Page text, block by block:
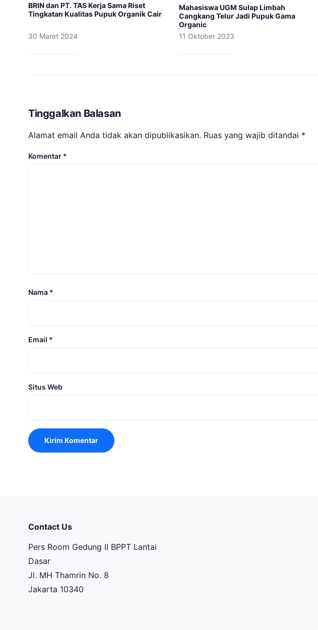
BRIN dan PT. TAS Kerja Sama Riset
Tingkatan Kualitas Pupuk Organik Cair
30 Maret 2024
Mahasiswa UGM Sulap Limbah
Cangkang Telur Jadi Pupuk Gama
Organic
11 Oktober 2023
Tinggalkan Balasan
Alamat email Anda tidak akan dipublikasikan. Ruas yang wajib ditandai *
Komentar *
Nama *
Email *
Situs Web
Contact Us
Pers Room Gedung II BPPT Lantai
Dasar
Jl. MH Thamrin No. 8
Jakarta 10340